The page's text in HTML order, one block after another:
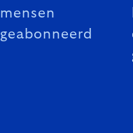
mensen
geabonneerd